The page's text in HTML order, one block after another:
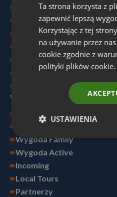
Pytania i odpowiedzi - FAQ
Rozkład jazdy - autokarem
Rozkład lotów -
Wynajmij samochód
Dokumenty
Ubezpieczenie
Dopłacam do rezerwacji
WYGODA TO MY
Wygoda Family
Wygoda Active
Incoming
Local Tours
Partnerzy
Ta strona korzysta z
zapewnić lepszą
Korzystając z tej
na używanie przez
cookie zgodnie z
polityki plików cookie.
USTAWIENIA